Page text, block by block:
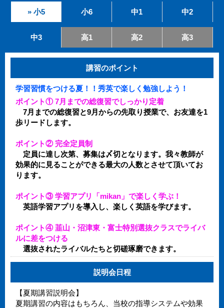
» 小5 小6 中1 中2
中3 高1 高2 高3
講習のポイント
学習習慣をつける夏！！秀英で楽しく勉強しよう！
ポイント① 7月までの総復習でしっかり定着
7月までの総復習と9月からの先取り授業で、お友達を1
歩リードします。
ポイント② 完全定員制
定員に達し次第、募集は〆切となります。我々教師が
効果的に見ることができる最大の人数とさせて頂いてお
ります。
ポイント③ 学習アプリ「mikan」で楽しく学ぶ！
英語学習アプリを導入し、楽しく英語を学びます。
ポイント④ 韮山・沼津東・富士特別選抜クラスでライバ
ルに差をつける
選抜されたライバルたちと切磋琢磨できます。
説明会日程
【夏期講習説明会】
夏期講習の内容はもちろん、当校の指導システムや効果